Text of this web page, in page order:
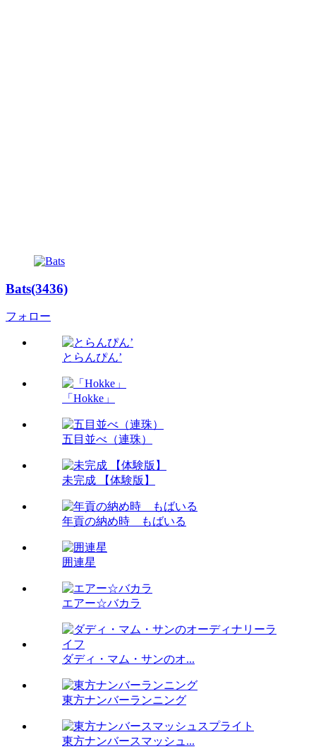
Bats(3436)
フォロー
とらんぴん’
「Hokke」
五目並べ（連珠）
未完成 【体験版】
年貢の納め時 もばいる
囲連星
エアー☆バカラ
ダディ・マム・サンのオ...
東方ナンバーランニング
東方ナンバースマッシュ...